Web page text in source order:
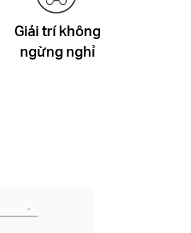
Giải trí không
ngừng nghỉ